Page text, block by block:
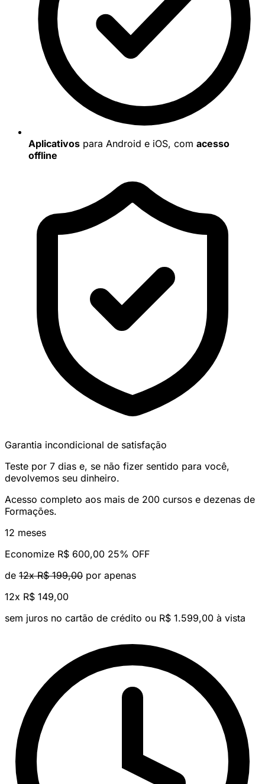
Aplicativos para Android e iOS, com acesso
offline
Garantia incondicional de satisfação
Teste por 7 dias e, se não fizer sentido para você,
devolvemos seu dinheiro.
Acesso completo aos mais de 200 cursos e dezenas de
Formações.
12 meses
Economize R$ 600,00 25% OFF
de 12x R$ 199,00 por apenas
12x R$ 149,00
sem juros no cartão de crédito ou R$ 1.599,00 à vista